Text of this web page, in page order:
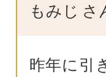
もみじ さ
昨年に引